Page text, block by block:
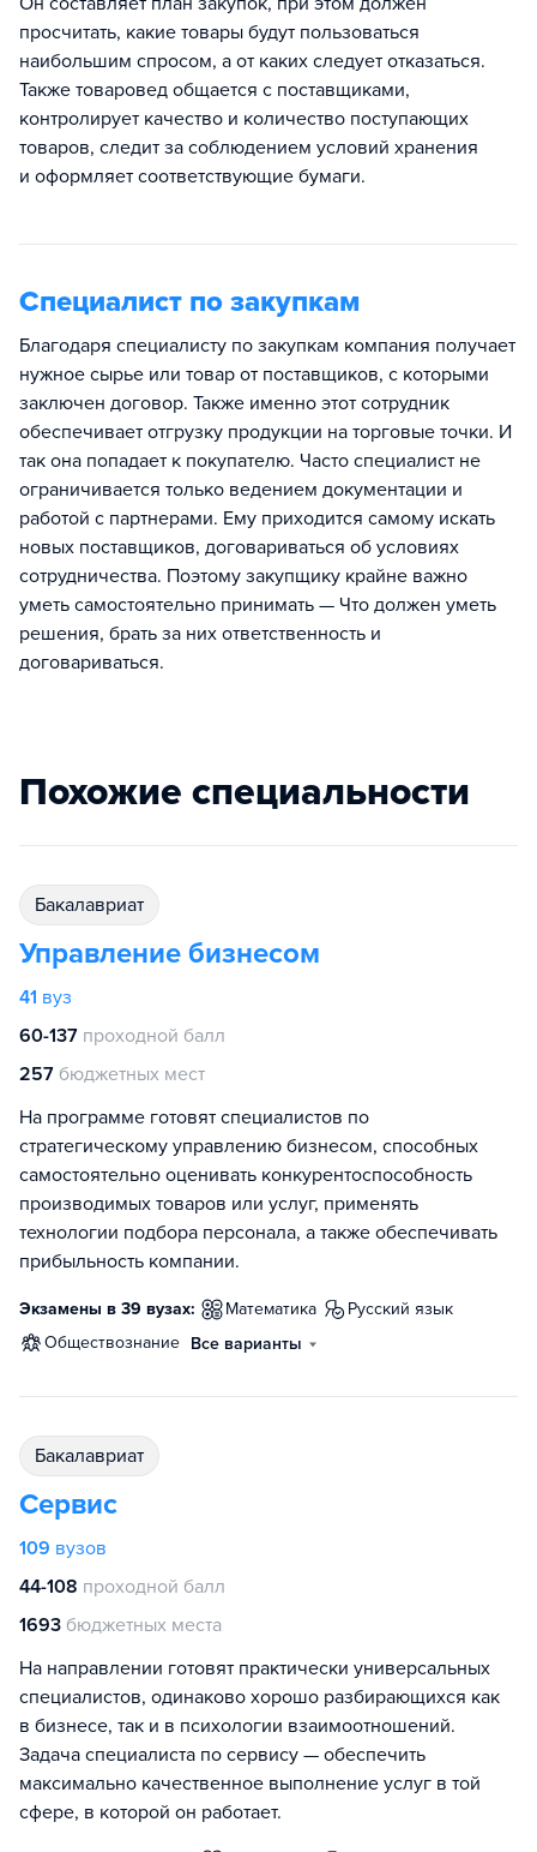
просчитать, какие товары будут пользоваться
наибольшим спросом, а от каких следует отказаться.
Также товаровед общается с поставщиками,
контролирует качество и количество поступающих
товаров, следит за соблюдением условий хранения
и оформляет соответствующие бумаги.
Специалист по закупкам
Благодаря специалисту по закупкам компания получает
нужное сырье или товар от поставщиков, с которыми
заключен договор. Также именно этот сотрудник
обеспечивает отгрузку продукции на торговые точки. И
так она попадает к покупателю. Часто специалист не
ограничивается только ведением документации и
работой с партнерами. Ему приходится самому искать
новых поставщиков, договариваться об условиях
сотрудничества. Поэтому закупщику крайне важно
уметь самостоятельно принимать — Что должен уметь
решения, брать за них ответственность и
договариваться.
Похожие специальности
бакалавриат
Управление бизнесом
41 вуз
60-137 проходной балл
257 бюджетных мест
На программе готовят специалистов по
стратегическому управлению бизнесом, способных
самостоятельно оценивать конкурентоспособность
производимых товаров или услуг, применять
технологии подбора персонала, а также обеспечивать
прибыльность компании.
Экзамены в 39 вузах: математика
русский язык
обществознание Все варианты
бакалавриат
Сервис
109 вузов
44-108 проходной балл
1693 бюджетных места
На направлении готовят практически универсальных
специалистов, одинаково хорошо разбирающихся как
в бизнесе, так и в психологии взаимоотношений.
Задача специалиста по сервису — обеспечить
максимально качественное выполнение услуг в той
сфере, в которой он работает.